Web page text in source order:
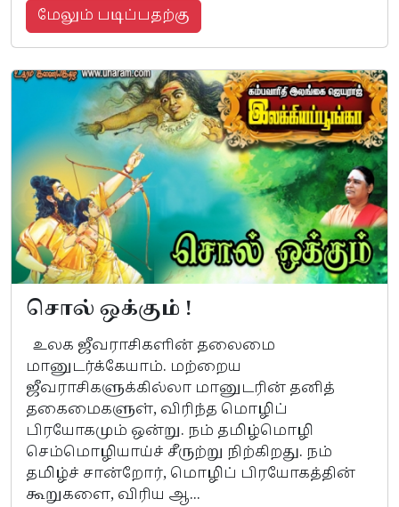
மேலும் படிப்பதற்கு
சொல் ஒக்கும் !
உலக ஜீவராசிகளின் தலைமை
மானுடர்க்கேயாம். மற்றைய
ஜீவராசிகளுக்கில்லா மானுடரின் தனித்
தகைமைகளுள், விரிந்த மொழிப்
பிரயோகமும் ஒன்று. நம் தமிழ்மொழி
செம்மொழியாய்ச் சீருற்று நிற்கிறது. நம்
தமிழ்ச் சான்றோர், மொழிப் பிரயோகத்தின்
கூறுகளை, விரிய ஆ...